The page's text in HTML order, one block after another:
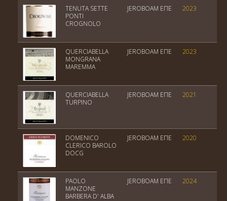
TENUTA SETTE
PONTI
CROGNOLO
JEROBOAM EΠΕ 2023
QUERCIABELLA
MONGRANA
MAREMMA
JEROBOAM EΠΕ 2023
QUERCIABELLA
TURPINO
JEROBOAM EΠΕ 2021
DOMENICO
CLERICO BAROLO
DOCG
JEROBOAM EΠΕ 2020
PAOLO
MANZONE
BARBERA D' ALBA
JEROBOAM EΠΕ 2024